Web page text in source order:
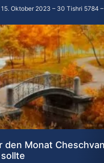
15. Oktober 2023 – 30 Tishri 5784
den Monat